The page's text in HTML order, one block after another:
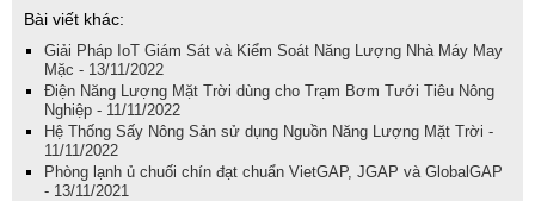
Bài viết khác:
Giải Pháp IoT Giám Sát và Kiểm Soát Năng Lượng Nhà Máy May
Mặc - 13/11/2022
Điện Năng Lượng Mặt Trời dùng cho Trạm Bơm Tưới Tiêu Nông
Nghiệp - 11/11/2022
Hệ Thống Sấy Nông Sản sử dụng Nguồn Năng Lượng Mặt Trời -
11/11/2022
Phòng lạnh ủ chuối chín đạt chuẩn VietGAP, JGAP và GlobalGAP
- 13/11/2021